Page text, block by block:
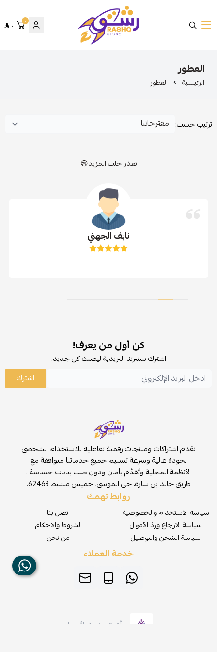
متجر رشق
٠ ٠
العطور
الرئيسية العطور
ترتيب حسب:
تعذر جلب المزيد😢
نايف الجهني
كن أول من يعرف!
اشترك بنشرتنا البريدية ليصلك كل جديد.
اشترك
نقدم اشتراكات ومنتجات رقمية تفاعلية للاستخدام الشخصي
بجودة عالية وسرعة تسليم جميع خدماتنا متوافقة مع
الأنظمة المحلية وتُقدَّم بأمان ودون طلب بيانات حساسة .
طريق خالد بن سارة، حي الموسى، خميس مشيط 62463.
روابط تهمك
سياسة الاستخدام والخصوصية
سياسة الارجاع وردّ الأموال
سياسة الشحن والتوصيل
اتصل بنا
الشروط والاحكام
من نحن
خدمة العملاء
موثّق في منصة الأعمال